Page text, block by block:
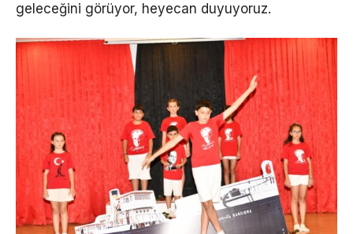
geleceğini görüyor, heyecan duyuyoruz.